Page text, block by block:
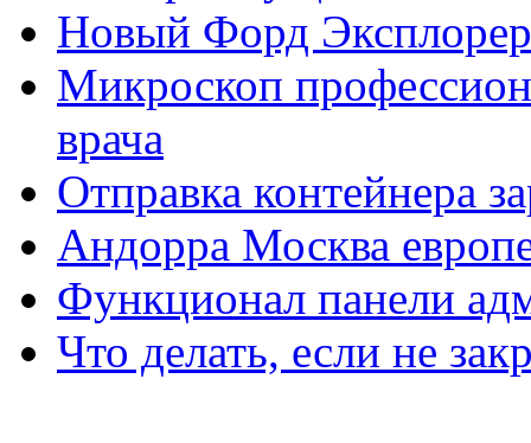
Новый Форд
Микроскоп
врача
Отправка контейнера
Андорра Москва
Функционал панели
Что делать, если не